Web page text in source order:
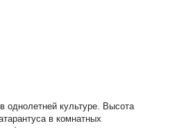
однолетней культуре. Высота
в комнатных